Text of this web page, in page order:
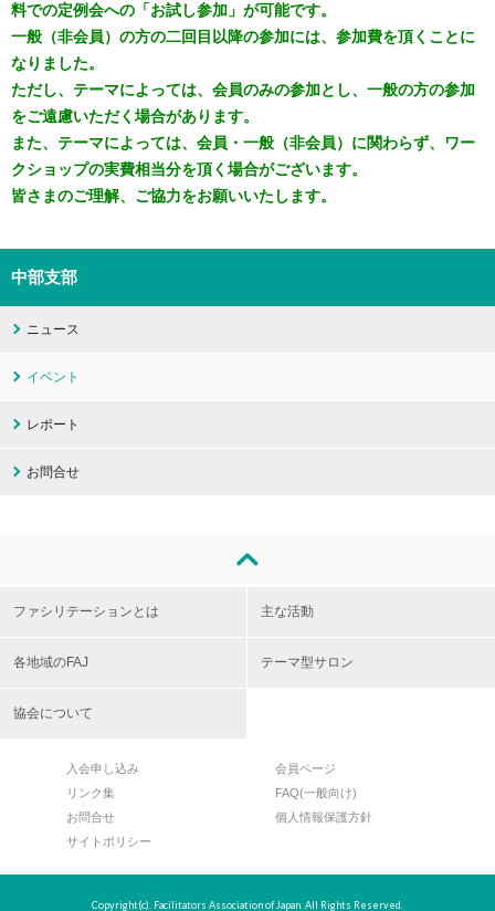
料での定例会への「お試し参加」が可能です。
一般（非会員）の方の二回目以降の参加には、参加費を頂くことに
なりました。
ただし、テーマによっては、会員のみの参加とし、一般の方の参加
をご遠慮いただく場合があります。
また、テーマによっては、会員・一般（非会員）に関わらず、ワー
クショップの実費相当分を頂く場合がございます。
皆さまのご理解、ご協力をお願いいたします。
中部支部
ニュース
イベント
レポート
お問合せ
ファシリテーションとは 主な活動
各地域のFAJ テーマ型サロン
協会について
入会申し込み
会員ページ
リンク集
FAQ(一般向け)
お問合せ
個人情報保護方針
サイトポリシー
Copyright(c). Facilitators Association of Japan. All Rights Reserved.